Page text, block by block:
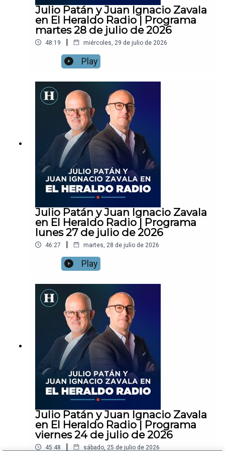
Julio Patán y Juan Ignacio Zavala
en El Heraldo Radio | Programa
martes 28 de julio de 2026
48:19 | miércoles, 29 de julio de 2026
Play
Julio Patán y Juan Ignacio Zavala
en El Heraldo Radio | Programa
lunes 27 de julio de 2026
46:27 | martes, 28 de julio de 2026
Play
Julio Patán y Juan Ignacio Zavala
en El Heraldo Radio | Programa
viernes 24 de julio de 2026
45:48 | sábado, 25 de julio de 2026